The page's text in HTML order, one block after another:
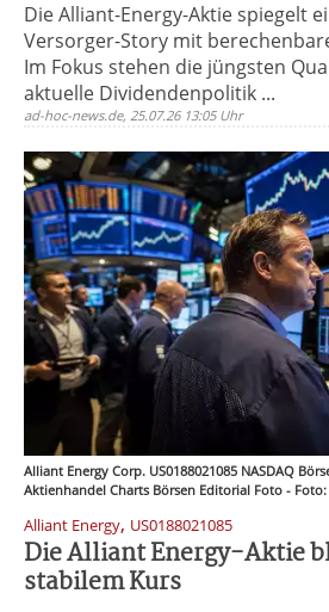
Die Alliant-Energy-Aktie spiegelt
Versorger-Story mit
Im Fokus stehen die jüngsten
aktuelle Dividendenpolitik ...
ad-hoc-news.de, 25.07.26 13:05 Uhr
Alliant Energy Corp. US0188021085 NASDAQ
Aktienhandel Charts Börsen Editorial Foto - Foto:
Alliant Energy, US0188021085
Die Alliant Energy-Aktie
stabilem Kurs